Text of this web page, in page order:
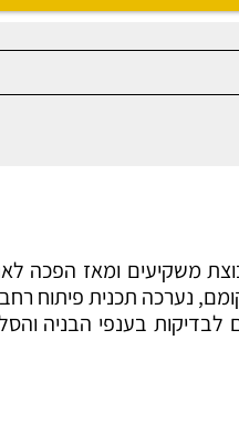
בשנת 2001 נרכשה החברה על ידי
בענפי הבניה